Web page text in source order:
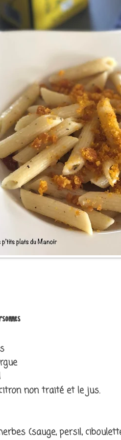
non traité et le jus.
(sauge, persil,